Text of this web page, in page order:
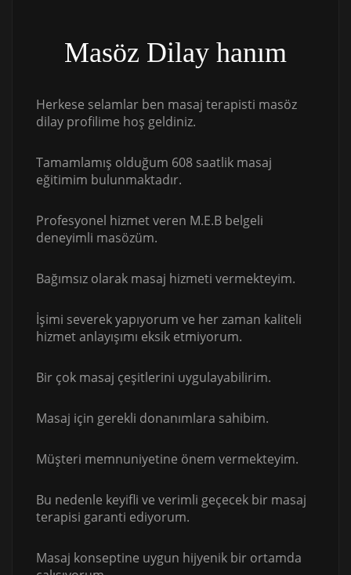
Masöz Dilay hanım
Herkese selamlar ben masaj terapisti masöz
dilay profilime hoş geldiniz.
Tamamlamış olduğum 608 saatlik masaj
eğitimim bulunmaktadır.
Profesyonel hizmet veren M.E.B belgeli
deneyimli masözüm.
Bağımsız olarak masaj hizmeti vermekteyim.
İşimi severek yapıyorum ve her zaman kaliteli
hizmet anlayışımı eksik etmiyorum.
Bir çok masaj çeşitlerini uygulayabilirim.
Masaj için gerekli donanımlara sahibim.
Müşteri memnuniyetine önem vermekteyim.
Bu nedenle keyifli ve verimli geçecek bir masaj
terapisi garanti ediyorum.
Masaj konseptine uygun hijyenik bir ortamda